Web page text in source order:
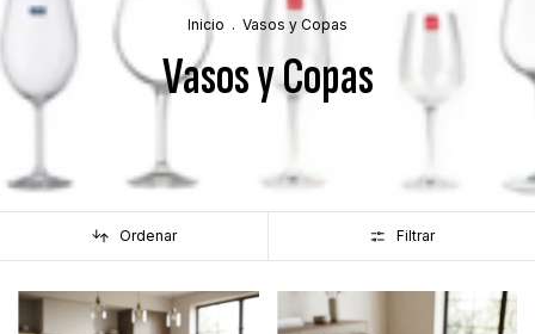
Inicio . Vasos y Copas
Vasos y Copas
Ordenar Filtrar